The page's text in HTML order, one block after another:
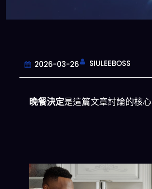
2026-03-26 SIULEEBOSS
晚餐決定是這篇文章討論的核心